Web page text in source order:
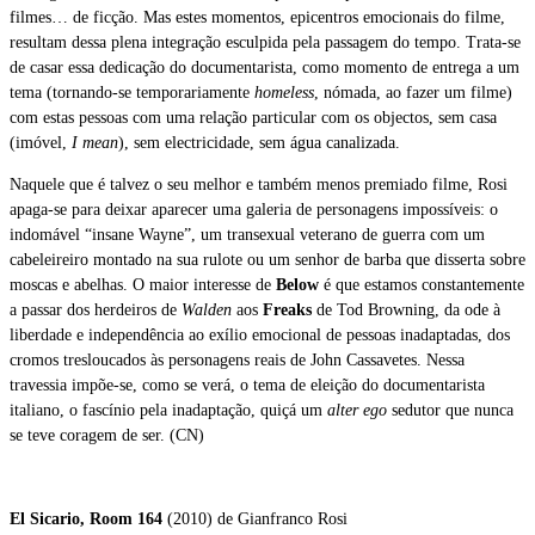
filmes… de ficção. Mas estes momentos, epicentros emocionais do filme,
resultam dessa plena integração esculpida pela passagem do tempo. Trata-se
de casar essa dedicação do documentarista, como momento de entrega a um
tema (tornando-se temporariamente homeless , nómada, ao fazer um filme)
com estas pessoas com uma relação particular com os objectos, sem casa
(imóvel, I mean), sem electricidade, sem água canalizada.
Naquele que é talvez o seu melhor e também menos premiado filme, Rosi
apaga-se para deixar aparecer uma galeria de personagens impossíveis: o
indomável “insane Wayne”, um transexual veterano de guerra com um
cabeleireiro montado na sua rulote ou um senhor de barba que disserta sobre
moscas e abelhas. O maior interesse de Below é que estamos constantemente
a passar dos herdeiros de Walden aos Freaks de Tod Browning, da ode à
liberdade e independência ao exílio emocional de pessoas inadaptadas, dos
cromos tresloucados às personagens reais de John Cassavetes. Nessa
travessia impõe-se, como se verá, o tema de eleição do documentarista
italiano, o fascínio pela inadaptação, quiçá um alter ego sedutor que nunca
se teve coragem de ser. (CN)
El Sicario, Room 164 (2010) de Gianfranco Rosi